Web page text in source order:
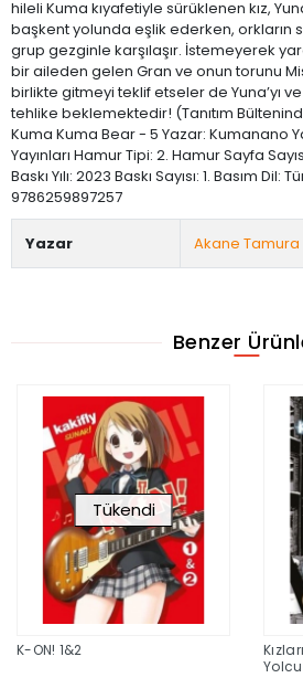
hileli Kuma kıyafetiyle sürüklenen kız,
başkent yolunda eşlik ederken, orkların
grup gezginle karşılaşır. İstemeyerek
bir aileden gelen Gran ve onun torunu
birlikte gitmeyi teklif etseler de Yuna’yı
tehlike beklemektedir! (Tanıtım
Kuma Kuma Bear - 5 Yazar: Kumanano
Yayınları Hamur Tipi: 2. Hamur Sayfa
Baskı Yılı: 2023 Baskı Sayısı: 1. Basım Dil:
9786259897257
Yazar Akane Tamura
Benzer
Tükendi
K-ON! 1&2